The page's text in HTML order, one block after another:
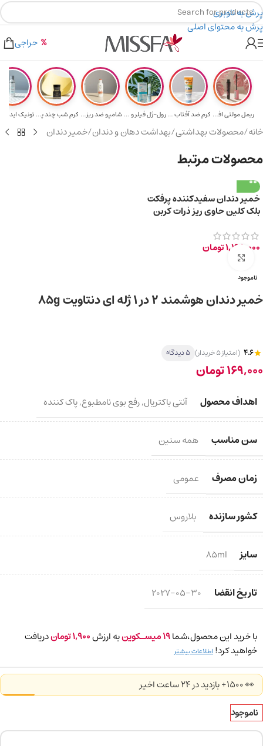
پرش به ناوبری
پرش به محتوای اصلی
۲٪ تخفیف روی سبد خرید برای روش کارت به کارت
هدیه برای خرید های بالای ۵ میلیون تومن
حراجی
ریمل مولتی افکت... کرم ضد آفتاب حا... رول-ژل فیلر و م... شامپو ضد ریزش و... کرم شب چند پپتی... تونیک ایده
خانه/محصولات بهداشتی/بهداشت دهان و دندان/خمیر دندان
محصولات مرتبط
خمیر دندان سفیدکننده پرفکت
بلک کلین حاوی ریز ذرات کربن
1,198,000تومان
ناموجود
برای بزرگ‌نمایی کلیک کنید
خمیر دندان هوشمند 2 در 1 ژله ای دنتاویت 85g
4.6 (امتیاز 5 خریدار) 5 دیدگاه
169,000تومان
اهداف محصول آنتی باکتریال,رفع بوی نامطبوع,پاک کننده
سن مناسب همه سنین
زمان مصرف عمومی
کشور سازنده بلاروس
سایز 85ml
تاریخ انقضا 2027-05-30
با خرید این محصول،شما19میسـکوینبه ارزش1,900توماندریافت
خواهید کرد! اطلاعات بیشتر
👀 1500+ بازدید در ۲۴ ساعت اخیر
ناموجود